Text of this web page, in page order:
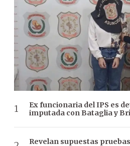
Ex funcionaria del IPS es
imputada con Bataglia y
Revelan supuestas